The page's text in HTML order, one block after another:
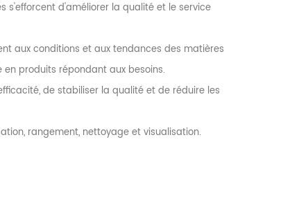
s'efforcent d'améliorer la qualité et le service
aux conditions et aux tendances des matières
produits répondant aux besoins.
de stabiliser la qualité et de réduire les
rangement, nettoyage et visualisation.